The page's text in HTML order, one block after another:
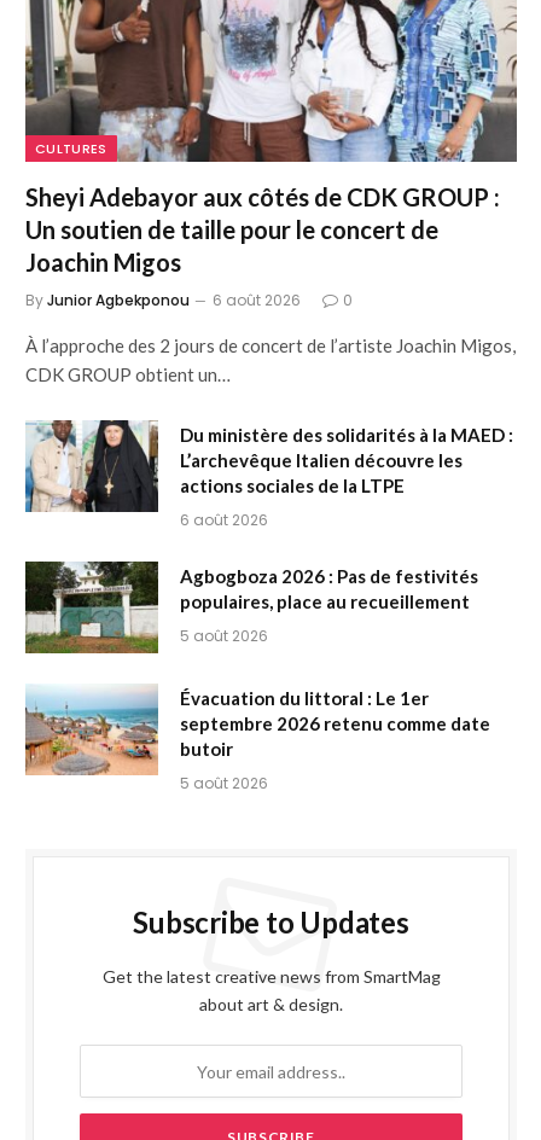
CULTURES
Sheyi Adebayor aux côtés de CDK GROUP :
Un soutien de taille pour le concert de
Joachin Migos
ByJunior Agbekponou 6 août 2026 0
À l’approche des 2 jours de concert de l’artiste Joachin Migos,
CDK GROUP obtient un…
Du ministère des solidarités à la MAED :
L’archevêque Italien découvre les
actions sociales de la LTPE
6 août 2026
Agbogboza 2026 : Pas de festivités
populaires, place au recueillement
5 août 2026
Évacuation du littoral : Le 1er
septembre 2026 retenu comme date
butoir
5 août 2026
Subscribe to Updates
Get the latest creative news from SmartMag
about art & design.